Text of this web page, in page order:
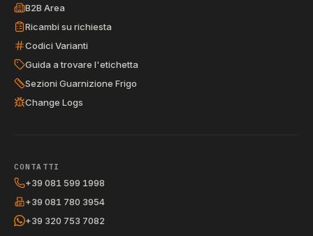
B2B Area
Ricambi su richiesta
Codici Varianti
Guida a trovare l'etichetta
Sezioni Guarnizione Frigo
Change Logs
CONTATTI
+39 081 599 1998
+39 081 780 3954
+39 320 753 7082